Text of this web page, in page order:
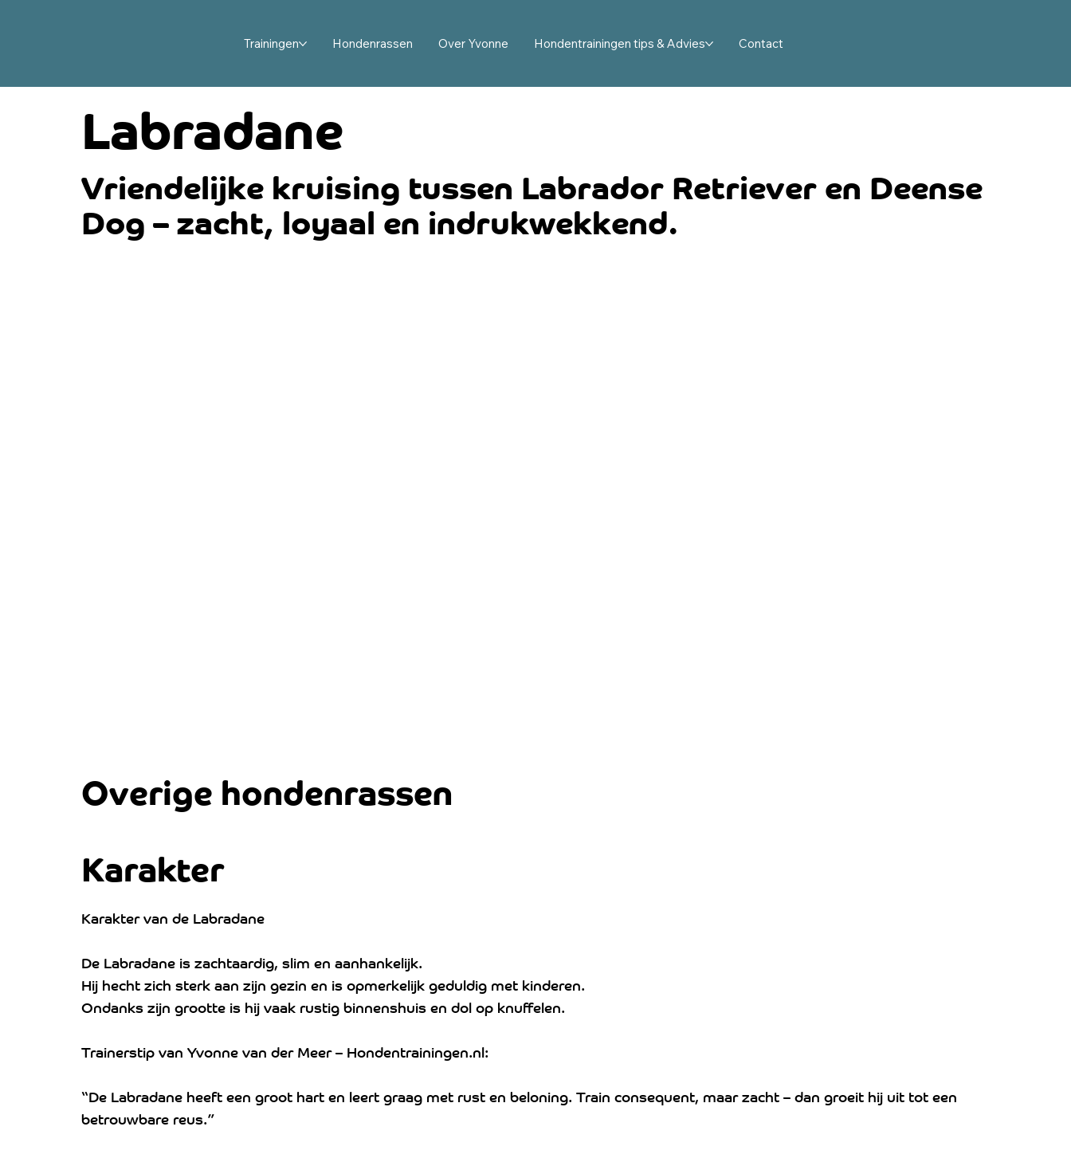
Trainingen Hondenrassen Over Yvonne Hondentrainingen tips & Advies Contact
Labradane
Vriendelijke kruising tussen Labrador Retriever en Deense
Dog – zacht, loyaal en indrukwekkend.
Overige hondenrassen
Karakter
Karakter van de Labradane
De Labradane is zachtaardig, slim en aanhankelijk.
Hij hecht zich sterk aan zijn gezin en is opmerkelijk geduldig met kinderen.
Ondanks zijn grootte is hij vaak rustig binnenshuis en dol op knuffelen.
Trainerstip van Yvonne van der Meer – Hondentrainingen.nl:
“De Labradane heeft een groot hart en leert graag met rust en beloning. Train consequent, maar zacht – dan groeit hij uit tot een
betrouwbare reus.”